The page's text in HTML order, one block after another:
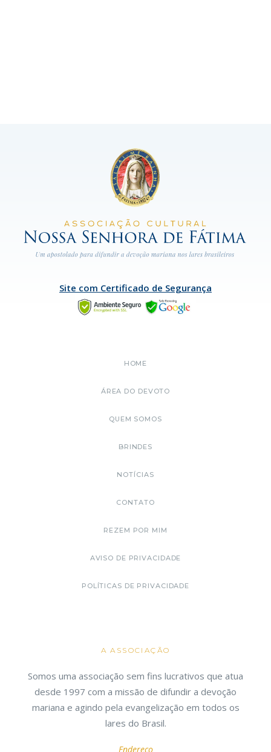
Site com Certificado de Segurança
HOME
ÁREA DO DEVOTO
QUEM SOMOS
BRINDES
NOTÍCIAS
CONTATO
REZEM POR MIM
AVISO DE PRIVACIDADE
POLÍTICAS DE PRIVACIDADE
A ASSOCIAÇÃO
Somos uma associação sem fins lucrativos que atua
desde 1997 com a missão de difundir a devoção
mariana e agindo pela evangelização em todos os
lares do Brasil.
Endereço